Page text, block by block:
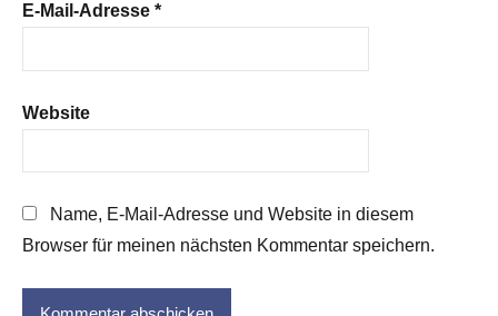
E-Mail-Adresse *
Website
Name, E-Mail-Adresse und Website in diesem
Browser für meinen nächsten Kommentar speichern.